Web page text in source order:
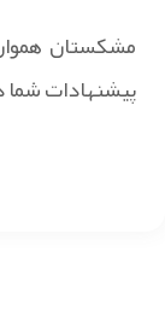
مشکستان
پیشنهادات